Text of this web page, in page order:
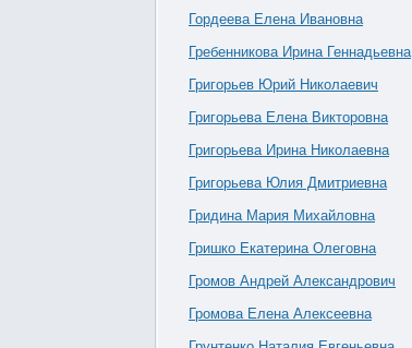
Гордеева Елена Ивановна
Гребенникова Ирина Геннадьевна
Григорьев Юрий Николаевич
Григорьева Елена Викторовна
Григорьева Ирина Николаевна
Григорьева Юлия Дмитриевна
Гридина Мария Михайловна
Гришко Екатерина Олеговна
Громов Андрей Александрович
Громова Елена Алексеевна